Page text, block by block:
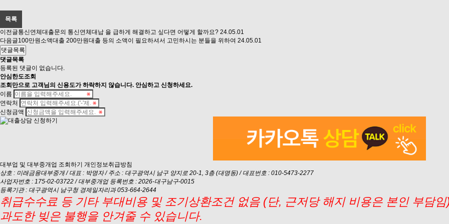
목록
이전글통신연체대출문의 통신연체대납 을 급하게 해결하고 싶다면 어떻게 할까요? 24.05.01
다음글100만원소액대출 200만원대출 등의 소액이 필요하셔서 고민하시는 분들을 위하여 24.05.01
댓글목록
댓글목록
등록된 댓글이 없습니다.
안심 한도조회
조회만으로 고객님의 신용도가 하락하지 않습니다. 안심하고 신청하세요.
이름
연락처
신청금액
대부업 및 대부중개업 조회하기 개인정보취급방침
상호 : 미래금융대부중개 / 대표 : 박명자 / 주소 : 대구광역시 남구 양지로 20-1, 3층 (대명동) / 대표번호 : 010-5473-2277
사업자번호 : 175-02-03722 / 대부중개업 등록번호 : 2026-대구남구-0015
등록기관 : 대구광역시 남구청 경제일자리과 053-664-2644
취급수수료 등 기타 부대비용 및 조기상환조건 없음 (단, 근저당 해지 비용은 본인 부담임
과도한 빚은 불행을 안겨줄 수 있습니다.